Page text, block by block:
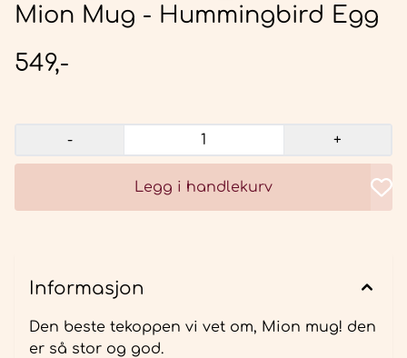
Mion Mug - Hummingbird Egg
549,-
- +
Legg i handlekurv
Informasjon
Den beste tekoppen vi vet om, Mion mug! den
er så stor og god.